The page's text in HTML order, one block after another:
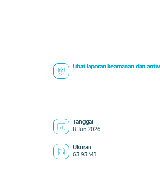
Lihat laporan keamanan dan
Tanggal
8 Jun 2026
Ukuran
63.93 MB